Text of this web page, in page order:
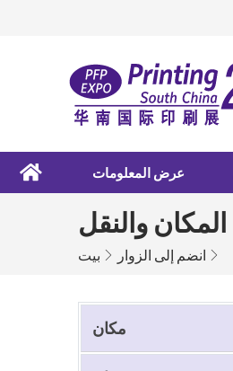
عرض المعلومات
المكان والنقل
بيت انضم إلى الزوار
مكان